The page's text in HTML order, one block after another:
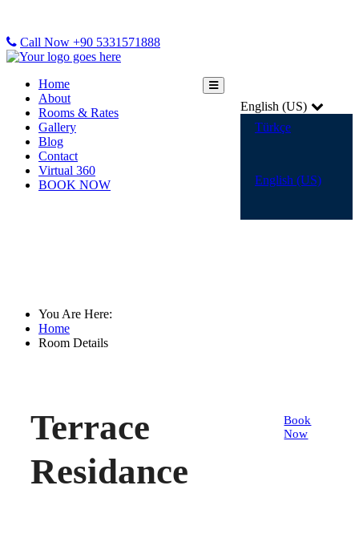
Call Now +90 5331571888
English (US)
Türkçe
English (US)
Home
About
Rooms & Rates
Gallery
Blog
Contact
Virtual 360
BOOK NOW
You Are Here:
Home
Room Details
Terrace
Residance
Book
Now